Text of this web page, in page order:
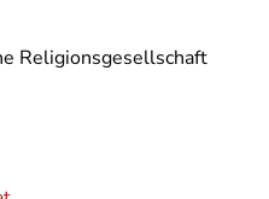
Religionsgesellschaft